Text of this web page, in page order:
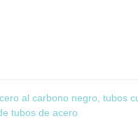
al carbono negro, tubos
tubos de acero